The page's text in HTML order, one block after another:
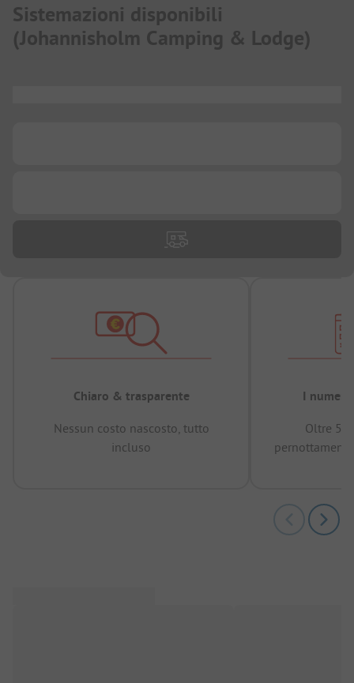
Sistemazioni disponibili
(Johannisholm Camping & Lodge)
Chiaro & trasparente
Nessun costo nascosto, tutto
incluso
I numeri
Oltre